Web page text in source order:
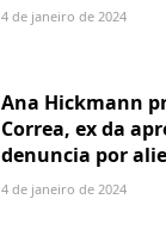
4 de janeiro de 2024
Ana Hickmann
Correa, ex da
denuncia por
4 de janeiro de 2024